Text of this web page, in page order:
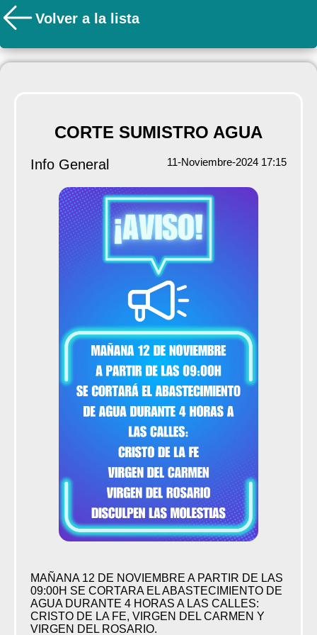
Volver a la lista
CORTE SUMISTRO AGUA
Info General 11-Noviembre-2024 17:15
MAÑANA 12 DE NOVIEMBRE A PARTIR DE LAS
09:00H SE CORTARA EL ABASTECIMIENTO DE
AGUA DURANTE 4 HORAS A LAS CALLES:
CRISTO DE LA FE, VIRGEN DEL CARMEN Y
VIRGEN DEL ROSARIO.